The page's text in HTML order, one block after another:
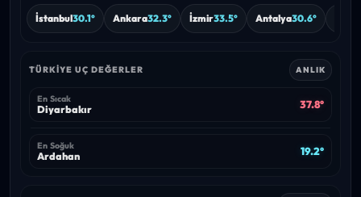
İstanbul30.1° Ankara32.3° İzmir33.5° Antalya30.6°
TÜRKIYE UÇ DEĞERLER ANLIK
En Sıcak
Diyarbakır 37.8°
En Soğuk
Ardahan 19.2°